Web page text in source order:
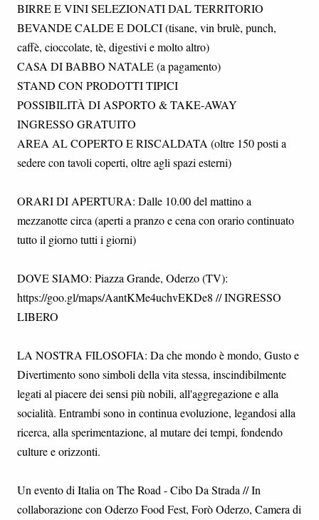
BIRRE E VINI SELEZIONATI DAL TERRITORIO
BEVANDE CALDE E DOLCI (tisane, vin brulè, punch,
caffè, cioccolate, tè, digestivi e molto altro)
CASA DI BABBO NATALE (a pagamento)
STAND CON PRODOTTI TIPICI
POSSIBILITÀ DI ASPORTO & TAKE-AWAY
INGRESSO GRATUITO
AREA AL COPERTO E RISCALDATA (oltre 150 posti a
sedere con tavoli coperti, oltre agli spazi esterni)
ORARI DI APERTURA: Dalle 10.00 del mattino a
mezzanotte circa (aperti a pranzo e cena con orario continuato
tutto il giorno tutti i giorni)
DOVE SIAMO: Piazza Grande, Oderzo (TV):
https://goo.gl/maps/AantKMe4uchvEKDe8 // INGRESSO
LIBERO
LA NOSTRA FILOSOFIA: Da che mondo è mondo, Gusto e
Divertimento sono simboli della vita stessa, inscindibilmente
legati al piacere dei sensi più nobili, all'aggregazione e alla
socialità. Entrambi sono in continua evoluzione, legandosi alla
ricerca, alla sperimentazione, al mutare dei tempi, fondendo
culture e orizzonti.
Un evento di Italia on The Road - Cibo Da Strada // In
collaborazione con Oderzo Food Fest, Forò Oderzo, Camera di